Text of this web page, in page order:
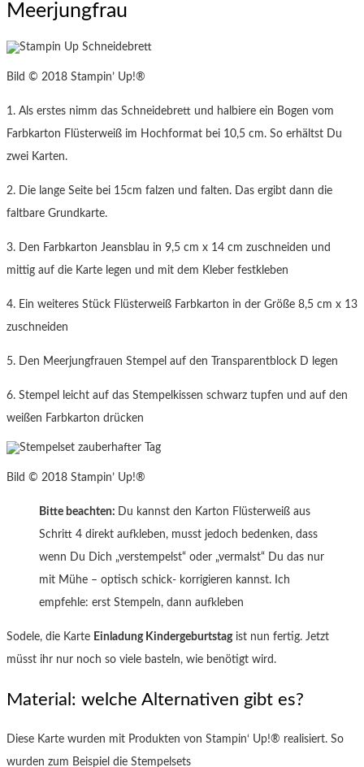
Meerjungfrau
Bild © 2018 Stampin’ Up!®
1. Als erstes nimm das Schneidebrett und halbiere ein Bogen vom
Farbkarton Flüsterweiß im Hochformat bei 10,5 cm. So erhältst Du
zwei Karten.
2. Die lange Seite bei 15cm falzen und falten. Das ergibt dann die
faltbare Grundkarte.
3. Den Farbkarton Jeansblau in 9,5 cm x 14 cm zuschneiden und
mittig auf die Karte legen und mit dem Kleber festkleben
4. Ein weiteres Stück Flüsterweiß Farbkarton in der Größe 8,5 cm x 13
zuschneiden
5. Den Meerjungfrauen Stempel auf den Transparentblock D legen
6. Stempel leicht auf das Stempelkissen schwarz tupfen und auf den
weißen Farbkarton drücken
Bild © 2018 Stampin’ Up!®
Bitte beachten: Du kannst den Karton Flüsterweiß aus
Schritt 4 direkt aufkleben, musst jedoch bedenken, dass
wenn Du Dich „verstempelst“ oder „vermalst“ Du das nur
mit Mühe – optisch schick- korrigieren kannst. Ich
empfehle: erst Stempeln, dann aufkleben
Sodele, die Karte Einladung Kindergeburtstagist nun fertig. Jetzt
müsst ihr nur noch so viele basteln, wie benötigt wird.
Material: welche Alternativen gibt es?
Diese Karte wurden mit Produkten von Stampin‘ Up!® realisiert. So
wurden zum Beispiel die Stempelsets